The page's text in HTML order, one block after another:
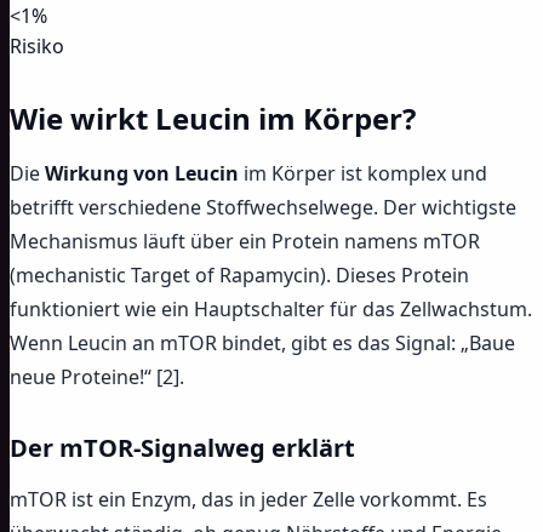
<1%
Risiko
Wie wirkt Leucin im Körper?
DieWirkung von Leucin im Körper ist komplex und
betrifft verschiedene Stoffwechselwege. Der wichtigste
Mechanismus läuft über ein Protein namens mTOR
(mechanistic Target of Rapamycin). Dieses Protein
funktioniert wie ein Hauptschalter für das Zellwachstum.
Wenn Leucin an mTOR bindet, gibt es das Signal: „Baue
neue Proteine!“ [2].
Der mTOR-Signalweg erklärt
mTOR ist ein Enzym, das in jeder Zelle vorkommt. Es